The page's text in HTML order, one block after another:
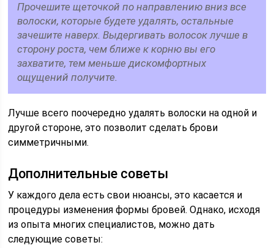
Прочешите щеточкой по направлению вниз все
волоски, которые будете удалять, остальные
зачешите наверх. Выдергивать волосок лучше в
сторону роста, чем ближе к корню вы его
захватите, тем меньше дискомфортных
ощущений получите.
Лучше всего поочередно удалять волоски на одной и
другой стороне, это позволит сделать брови
симметричными.
Дополнительные советы
У каждого дела есть свои нюансы, это касается и
процедуры изменения формы бровей. Однако, исходя
из опыта многих специалистов, можно дать
следующие советы: